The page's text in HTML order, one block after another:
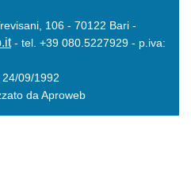
106 - 70122 Bari -
- tel. +39 080.5227929 - p.iva:
24/09/1992
da Aproweb